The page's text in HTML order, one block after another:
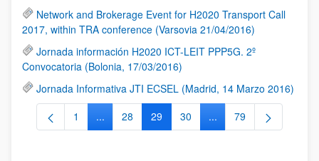
Network and Brokerage Event for H2020 Transport Call
2017, within TRA conference (Varsovia 21/04/2016)
Jornada información H2020 ICT-LEIT PPP5G. 2º
Convocatoria (Bolonia, 17/03/2016)
Jornada Informativa JTI ECSEL (Madrid, 14 Marzo 2016)
Página
1 ...Páginas intermedias Use TAB para desplazarse.
Página
28 Página
29 Página
30 ...Páginas intermedias
Página
79